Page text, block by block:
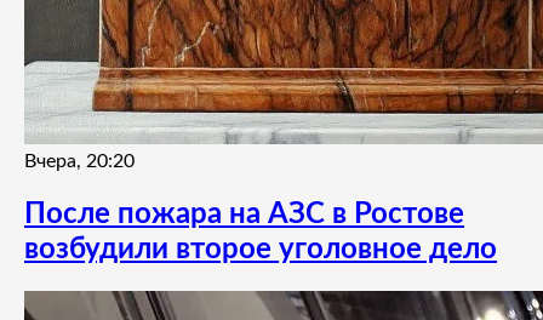
Вчера, 20:20
После пожара на АЗС в Ростове
возбудили второе уголовное дело